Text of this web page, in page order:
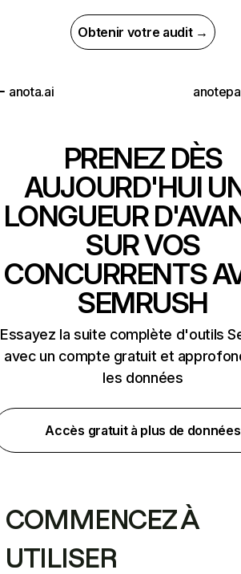
Obtenir votre audit →
anota.ai
PRENEZ DÈS
AUJOURD'HUI
LONGUEUR
SUR VOS
CONCURRENTS
SEMRUSH
Essayez la suite complète d'outils
avec un compte gratuit et
les données
Accès gratuit à plus de données
COMMENCEZ À
UTILISER